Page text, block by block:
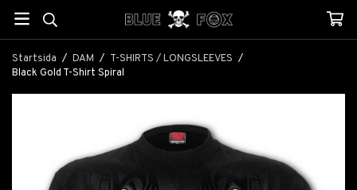
Startsida / DAM / T-SHIRTS / LONGSLEEVES /
Black Gold T-Shirt Spiral